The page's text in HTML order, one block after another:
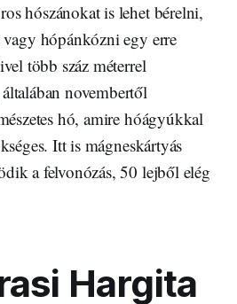
hószánokat is lehet bérelni,
hópánkózni egy erre
több száz méterrel
novembertől
hó, amire hóágyúkkal
Itt is mágneskártyás
a felvonózás, 50 lejből elég
Hargita